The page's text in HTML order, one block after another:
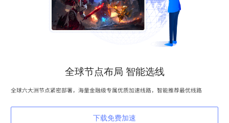
全球节点布局 智能选线
全球六大洲节点紧密部署，海量金融级专属优质加速线路，智能推荐最优线路
下载免费加速